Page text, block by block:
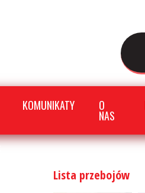
KOMUNIKATY O
NAS
Lista przebojów